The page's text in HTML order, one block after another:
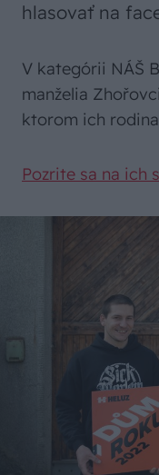
hlasovať na
V kategórii NÁŠ
manželia
ktorom ich
Pozrite sa na ich